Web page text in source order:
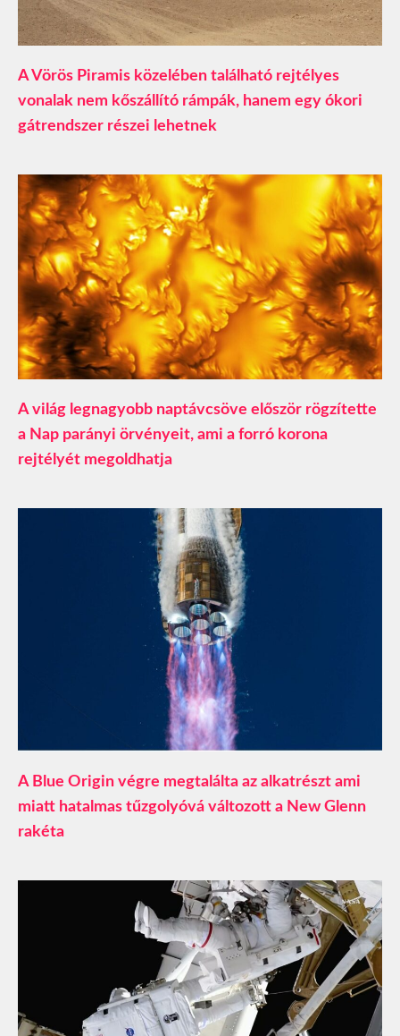
A Vörös Piramis közelében található rejtélyes
vonalak nem kőszállító rámpák, hanem egy ókori
gátrendszer részei lehetnek
A világ legnagyobb naptávcsöve először rögzítette
a Nap parányi örvényeit, ami a forró korona
rejtélyét megoldhatja
A Blue Origin végre megtalálta az alkatrészt ami
miatt hatalmas tűzgolyóvá változott a New Glenn
rakéta